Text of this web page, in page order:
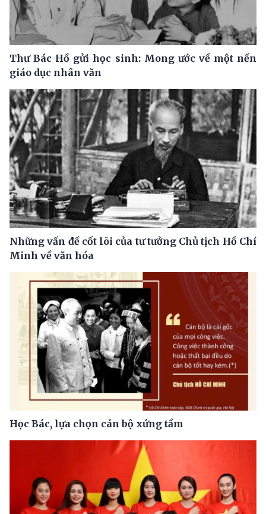
Thư Bác Hồ gửi học sinh: Mong ước về một nền
giáo dục nhân văn
Những vấn đề cốt lõi của tư tưởng Chủ tịch Hồ Chí
Minh về văn hóa
Học Bác, lựa chọn cán bộ xứng tầm